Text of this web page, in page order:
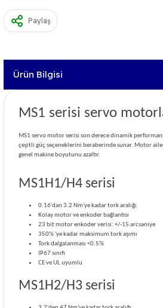
Paylaş
Ürün Bilgisi
MS1 serisi servo
MS1 servo motor serisi son derece dinamik
çeşitli güç seçeneklerini beraberinde sunar. Motor
genel makine boyutunu azaltır.
MS1H1/H4 serisi
0.16'dan 3.2 Nm'ye kadar tork aralığı
Kolay motor ve enkoder bağlantısı
23 bit motor enkoder verisi: +/-15 arcsaniye
350% 'ye kadar maksimum tork aşımı
Tork dalgalanması <0.5%
IP67 sınıfı
CE ve UL uyumlu
MS1H2/H3 serisi